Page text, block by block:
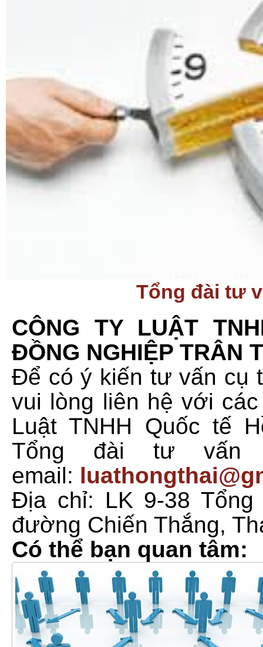
Tổng đài tư
CÔNG TY LUẬT
ĐỒNG NGHIỆP TRÂN
Để có ý kiến tư vấn cụ
vui lòng liên hệ với
Luật TNHH Quốc tế
Tổng đài tư
email:
Địa chỉ: LK 9-38
đường Chiến Thắng,
Có thể bạn quan tâm: